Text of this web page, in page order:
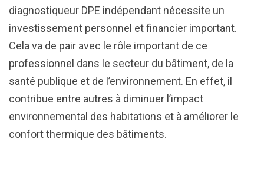
diagnostiqueur DPE indépendant nécessite un
investissement personnel et financier important.
Cela va de pair avec le rôle important de ce
professionnel dans le secteur du bâtiment, de la
santé publique et de l’environnement. En effet, il
contribue entre autres à diminuer l’impact
environnemental des habitations et à améliorer le
confort thermique des bâtiments.